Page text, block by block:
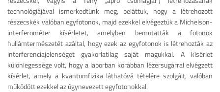
technológiájával ismerkedtünk meg, beláttuk, hogy a létrehozott
részecskék valóban egyfotonok, majd ezekkel elvégeztük a Michelson-
interferométer kísérletet, amelyben bemutatták a fotonok
hullámtermészetét azáltal, hogy ezek az egyfotonok is létrehozták az
interferenciajelenséget gyakorlatilag saját magukkal. A kísérlet
különlegessége volt, hogy a laborban korábban lézersugárral elvégzett
kísérlet, amely a kvantumfizika láthatóvá tételére szolgált, valóban
működött ezekkel az úgynevezett egyfotonokkal.